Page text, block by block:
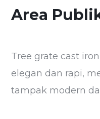
Area
Tree grate cast
elegan dan rapi,
tampak modern